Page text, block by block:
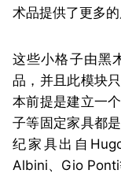
术品提供了更多的
这些小格子由黑
品，并且此模块
本前提是建立一
子等固定家具都
纪家具出自
Albini、Gio Ponti